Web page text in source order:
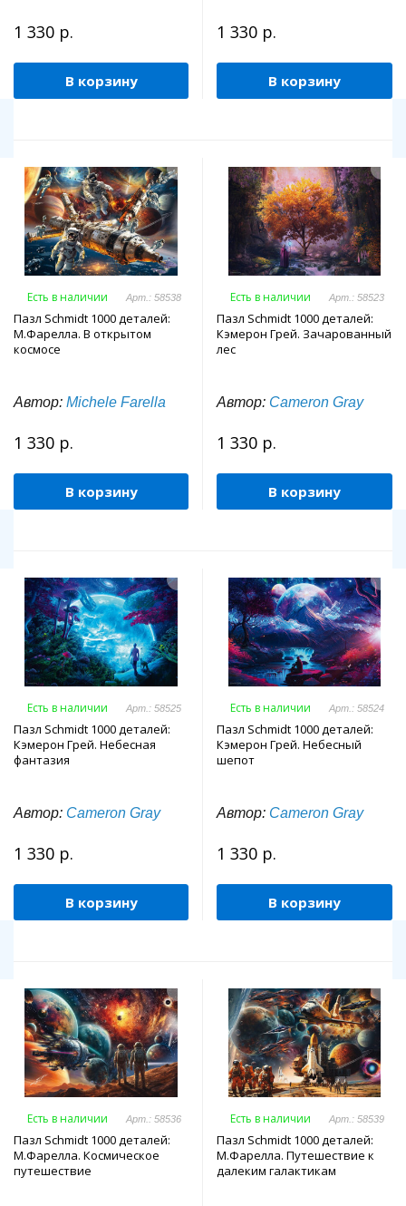
1 330 р.
В корзину
1 330 р.
В корзину
Есть в наличии Арт.: 58538
Пазл Schmidt 1000 деталей:
М.Фарелла. В открытом
космосе
Автор: Michele Farella
1 330 р.
В корзину
Есть в наличии Арт.: 58523
Пазл Schmidt 1000 деталей:
Кэмерон Грей. Зачарованный
лес
Автор: Cameron Gray
1 330 р.
В корзину
Есть в наличии Арт.: 58525
Пазл Schmidt 1000 деталей:
Кэмерон Грей. Небесная
фантазия
Автор: Cameron Gray
1 330 р.
В корзину
Есть в наличии Арт.: 58524
Пазл Schmidt 1000 деталей:
Кэмерон Грей. Небесный
шепот
Автор: Cameron Gray
1 330 р.
В корзину
Есть в наличии Арт.: 58536
Пазл Schmidt 1000 деталей:
М.Фарелла. Космическое
путешествие
Есть в наличии Арт.: 58539
Пазл Schmidt 1000 деталей:
М.Фарелла. Путешествие к
далеким галактикам